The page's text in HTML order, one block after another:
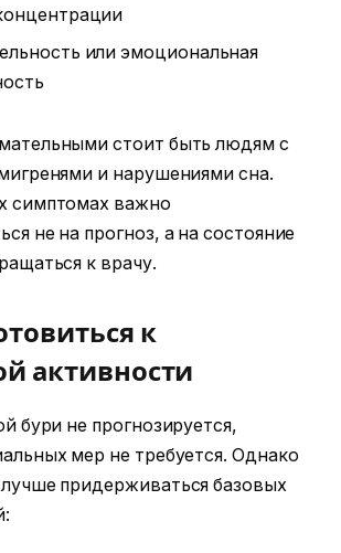
или эмоциональная
стоит быть людям с
и нарушениями сна.
симптомах важно
не на прогноз, а на состояние
к врачу.
к
активности
бури не прогнозируется,
мер не требуется. Однако
придерживаться базовых